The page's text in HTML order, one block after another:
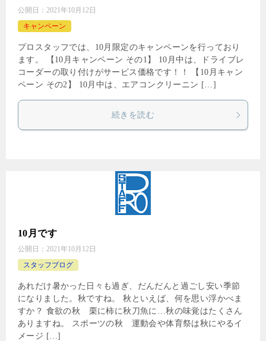
公開日： 2021年10月12日
キャンペーン
プロスタッフでは、10月限定のキャンペーンを行っており
ます。 【10月キャンペーン その1】 10月中は、ドライブレ
コーダーの取り付けがサービス価格です！！ 【10月キャン
ペーン その2】 10月中は、エアコンクリーニン […]
続きを読む
10月です
公開日： 2021年10月12日
スタッフブログ
あれだけ暑かった日々も過ぎ、だんだんと過ごし安い季節
になりました。秋ですね。 秋といえば、何を思い浮かべま
すか？ 食欲の秋 栗に柿に秋刀魚に…秋の味覚はたくさん
ありますね。 スポーツの秋 運動会や体育祭は秋にやるイ
メージ […]